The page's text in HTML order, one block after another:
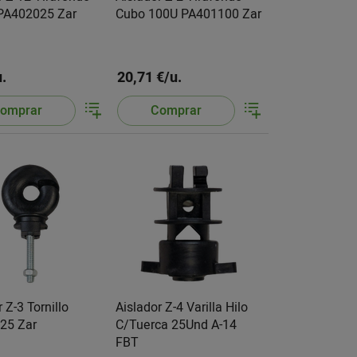
Zar
Cubo 100U PA401100 Zar
20,71 €/u.
Comprar
Z-3 Tornillo
Zar
Aislador Z-4 Varilla Hilo
C/Tuerca 25Und A-14
FBT